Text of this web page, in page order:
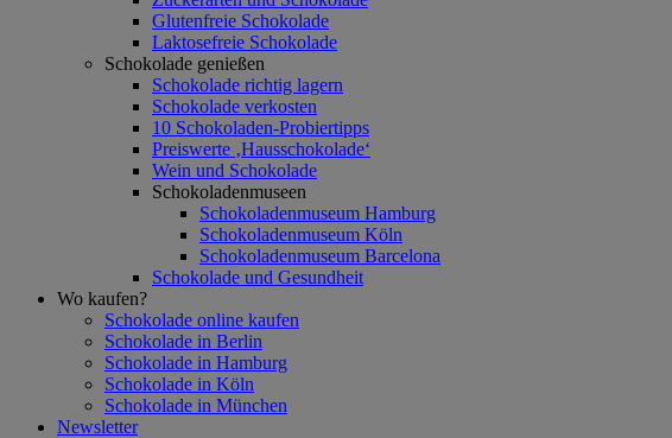
Glutenfreie Schokolade
Laktosefreie Schokolade
Schokolade genießen
Schokolade richtig lagern
Schokolade verkosten
10 Schokoladen-Probiertipps
Preiswerte ‚Hausschokolade‘
Wein und Schokolade
Schokoladenmuseen
Schokoladenmuseum Hamburg
Schokoladenmuseum Köln
Schokoladenmuseum Barcelona
Schokolade und Gesundheit
Wo kaufen?
Schokolade online kaufen
Schokolade in Berlin
Schokolade in Hamburg
Schokolade in Köln
Schokolade in München
Newsletter